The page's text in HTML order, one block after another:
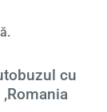
cu